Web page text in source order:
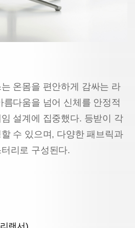
온몸을 편안하게 감싸는 라
다움을 넘어 신체를 안정적
설계에 집중했다. 등받이 각
수 있으며, 다양한 패브릭과
리로 구성된다.
랜서)